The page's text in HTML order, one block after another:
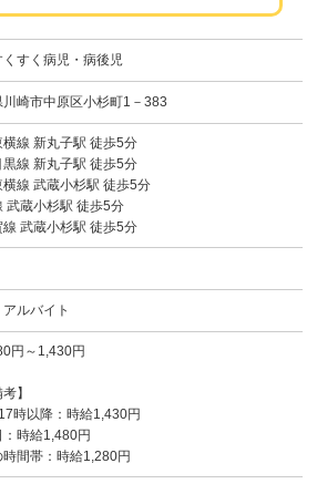
くすく病児・病後児
川崎市中原区小杉町1－383
線 新丸子駅 徒歩5分
線 新丸子駅 徒歩5分
線 武蔵小杉駅 徒歩5分
蔵小杉駅 徒歩5分
武蔵小杉駅 徒歩5分
ルバイト
円～1,430円
】
時以降：時給1,430円
：時給1,480円
時間帯：時給1,280円